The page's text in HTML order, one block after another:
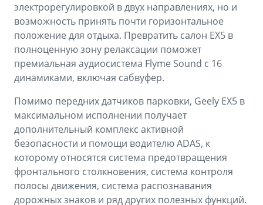
электрорегулировкой в двух направлениях, но и
возможность принять почти горизонтальное
положение для отдыха. Превратить салон EX5 в
полноценную зону релаксации поможет
премиальная аудиосистема Flyme Sound с 16
динамиками, включая сабвуфер.
Помимо передних датчиков парковки, Geely EX5 в
максимальном исполнении получает
дополнительный комплекс активной
безопасности и помощи водителю ADAS, к
которому относятся система предотвращения
фронтального столкновения, система контроля
полосы движения, система распознавания
дорожных знаков и ряд других полезных функций.